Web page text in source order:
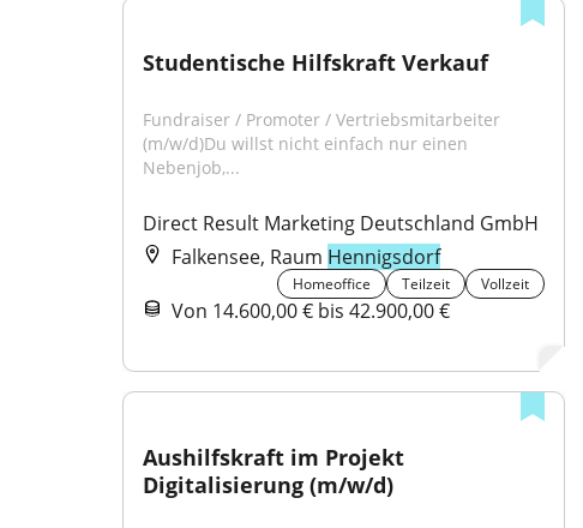
Studentische Hilfskraft Verkauf
Fundraiser / Promoter / Vertriebsmitarbeiter
(m/w/d)Du willst nicht einfach nur einen
Nebenjob,...
Direct Result Marketing Deutschland GmbH
Falkensee, Raum Hennigsdorf
Homeoffice Teilzeit Vollzeit
Von 14.600,00 € bis 42.900,00 €
Aushilfskraft im Projekt
Digitalisierung (m/w/d)